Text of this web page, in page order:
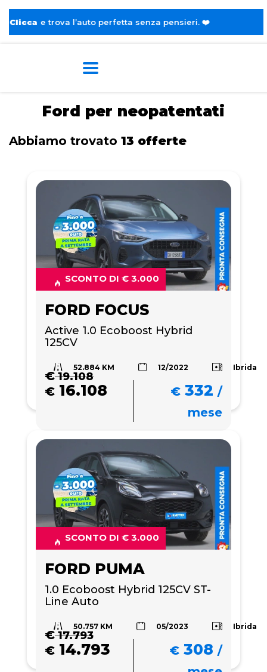
perfetta senza pensieri. ❤️
Ford per neopatentati
Abbiamo trovato 13 offerte
SCONTO DI € 3.000
FORD FOCUS
Active 1.0 Ecoboost Hybrid
125CV
52.884 KM 12/2022 Ibrida
€19.108
€ 16.108 € 332 /
mese
SCONTO DI € 3.000
FORD PUMA
1.0 Ecoboost Hybrid 125CV ST-
Line Auto
50.757 KM 05/2023 Ibrida
€17.793
€ 14.793 € 308 /